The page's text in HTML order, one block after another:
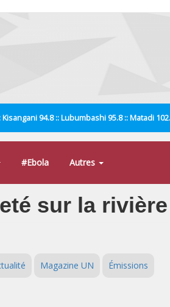
94.8 :: Lubumbashi 95.8 :: Matadi
#Ebola Autres
sur la
Magazine UN Émissions